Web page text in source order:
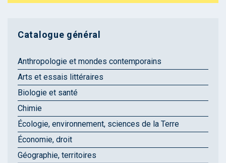
Catalogue général
Anthropologie et mondes contemporains
Arts et essais littéraires
Biologie et santé
Chimie
Écologie, environnement, sciences de la Terre
Économie, droit
Géographie, territoires